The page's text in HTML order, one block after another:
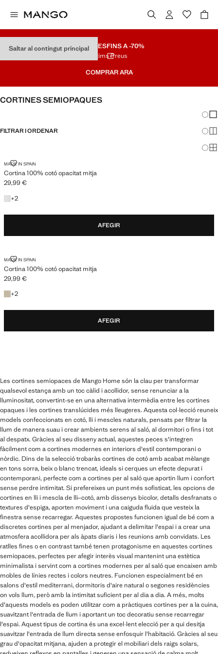
Saltar al contingut principalREBAIXESFINS A -70%
Últims Preus
COMPRAR ARA
CORTINES SEMIOPAQUES
FILTRAR I ORDENAR
MADE IN SPAIN
Cortina 100% cotó opacitat mitja
CORTINA 100% COTÓ OPACITAT MITJA
Preu actual [29,99 € ]
29,99 €
+2
+2 colors
AFEGIR
MADE IN SPAIN
Cortina 100% cotó opacitat mitja
CORTINA 100% COTÓ OPACITAT MITJA
Preu actual [29,99 € ]
29,99 €
+2
+2 colors
AFEGIR
Les cortines semiopaces de Mango Home són la clau per transformar
qualsevol estança amb un toc càlid i acollidor, sense renunciar a la
lluminositat, convertint-se en una alternativa intermèdia entre les cortines
opaques i les cortines translúcides més lleugeres. Aquesta col·lecció reuneix
models confeccionats en cotó, lli i mescles naturals, pensats per filtrar la
llum de manera suau i crear ambients serens al saló, al dormitori o fins i tot
al despatx. Gràcies al seu disseny actual, aquestes peces s'integren
fàcilment com a cortines modernes en interiors d'estil contemporani o
nòrdic. Dins de la selecció trobaràs cortines de cotó amb acabat mèlange
en tons sorra, beix o blanc trencat, ideals si cerques un efecte depurat i
contemporani, perfecte com a cortines per al saló que aportin llum i confort
sense perdre intimitat. Si prefereixes un punt més sofisticat, les opcions de
cortines en lli i mescla de lli–cotó, amb dissenys bicolor, detalls desfranats o
textures d'espiga, aporten moviment i una caiguda fluida que vesteix la
finestra sense recarregar. Aquestes propostes funcionen igual de bé com a
discretes cortines per al menjador, ajudant a delimitar l'espai i a crear una
atmosfera acollidora per als àpats diaris i les reunions amb convidats. Les
ratlles fines o en contrast també tenen protagonisme en aquestes cortines
semiopaces, perfectes per afegir interès visual mantenint una estètica
minimalista i servint com a cortines modernes per al saló que encaixen amb
mobles de línies rectes i colors neutres. Funcionen especialment bé en
salons d'estil mediterrani, dormitoris d'aire natural o segones residències
on vols llum, però amb la intimitat suficient per al dia a dia. A més, molts
d'aquests models es poden utilitzar com a pràctiques cortines per a la cuina,
suavitzant l'entrada de llum i aportant un toc decoratiu sense recarregar
l'espai. Aquest tipus de cortina és una excel·lent elecció per a qui desitja
suavitzar l'entrada de llum directa sense enfosquir l'habitació. Gràcies al seu
grau d'opacitat mitjana, ajuden a protegir el mobiliari dels raigs solars,